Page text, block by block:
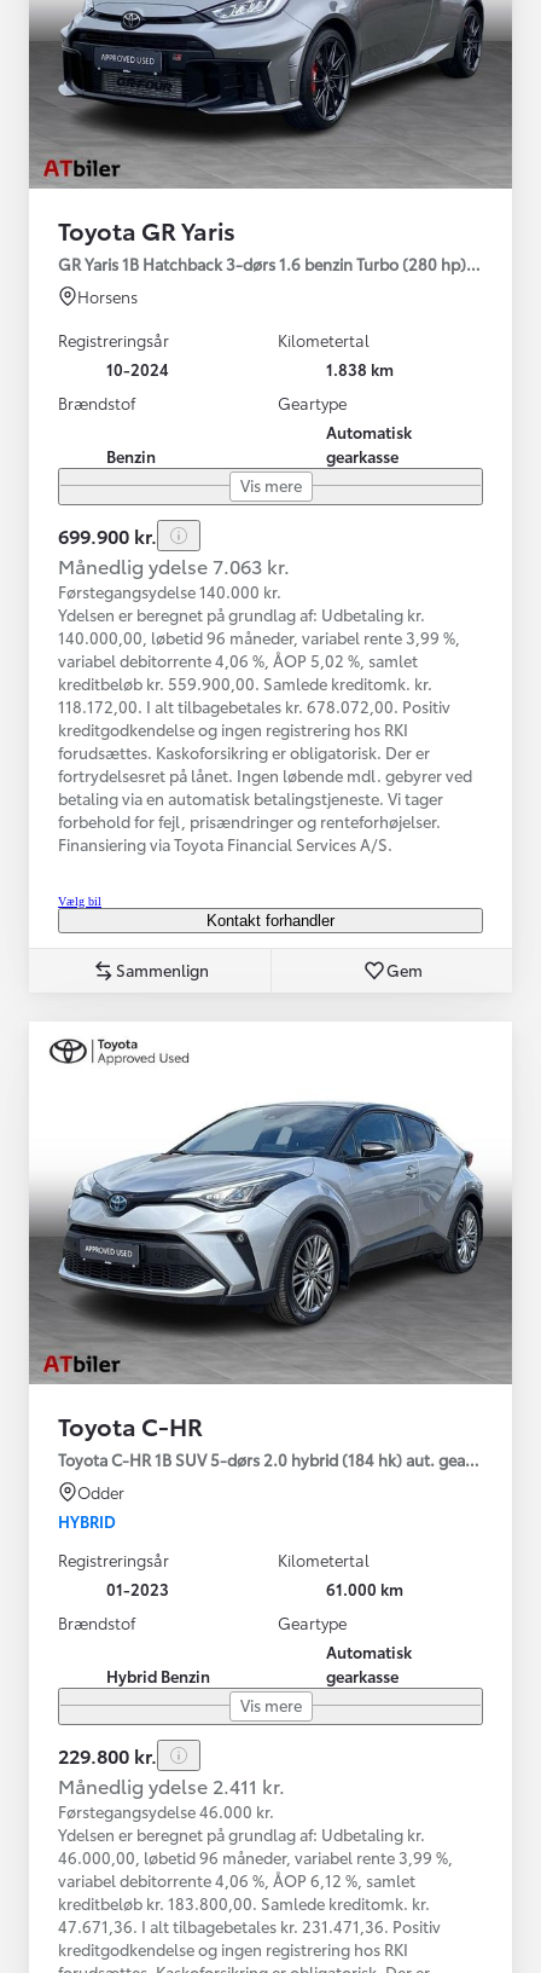
Toyota GR Yaris
GR Yaris 1B Hatchback 3-dørs 1.6 benzin Turbo (280 hp) Aut.
Horsens
Registreringsår
10-2024
Kilometertal
1.838 km
Brændstof
Benzin
Geartype
Automatisk
gearkasse
Vis mere
699.900 kr.
Månedlig ydelse 7.063 kr.
Førstegangsydelse 140.000 kr.
Ydelsen er beregnet på grundlag af: Udbetaling kr.
140.000,00, løbetid 96 måneder, variabel rente 3,99 %,
variabel debitorrente 4,06 %, ÅOP 5,02 %, samlet
kreditbeløb kr. 559.900,00. Samlede kreditomk. kr.
118.172,00. I alt tilbagebetales kr. 678.072,00. Positiv
kreditgodkendelse og ingen registrering hos RKI
forudsættes. Kaskoforsikring er obligatorisk. Der er
fortrydelsesret på lånet. Ingen løbende mdl. gebyrer ved
betaling via en automatisk betalingstjeneste. Vi tager
forbehold for fejl, prisændringer og renteforhøjelser.
Finansiering via Toyota Financial Services A/S.
Vælg bil
Kontakt forhandler
Sammenlign Gem
Toyota C-HR
Toyota C-HR 1B SUV 5-dørs 2.0 hybrid (184 hk) aut. gear C-HIC
Odder
HYBRID
Registreringsår
01-2023
Kilometertal
61.000 km
Brændstof
Hybrid Benzin
Geartype
Automatisk
gearkasse
Vis mere
229.800 kr.
Månedlig ydelse 2.411 kr.
Førstegangsydelse 46.000 kr.
Ydelsen er beregnet på grundlag af: Udbetaling kr.
46.000,00, løbetid 96 måneder, variabel rente 3,99 %,
variabel debitorrente 4,06 %, ÅOP 6,12 %, samlet
kreditbeløb kr. 183.800,00. Samlede kreditomk. kr.
47.671,36. I alt tilbagebetales kr. 231.471,36. Positiv
kreditgodkendelse og ingen registrering hos RKI